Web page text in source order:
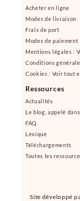
Site développé
Acheter en ligne
Modes de livraison
Frais de port
Modes de paiement
Mentions légales :
Conditions
Cookies : Voir tout
Ressources
Actualités
Le blog, appelé
FAQ
Lexique
Téléchargements
Toutes les